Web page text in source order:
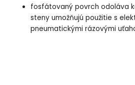
fosfátovaný povrch odoláva
steny umožňujú použitie s
pneumatickými rázovými